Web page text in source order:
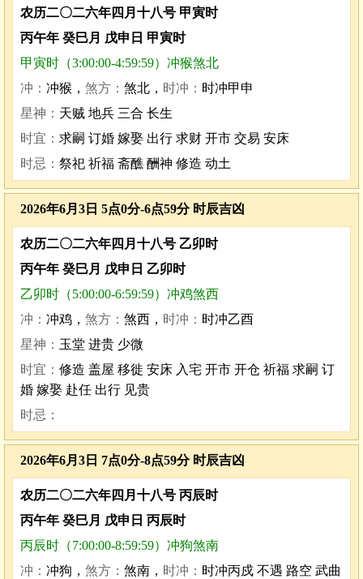
农历二〇二六年四月十八号 甲寅时
丙午年 癸巳月 戊申日 甲寅时
甲寅时（3:00:00-4:59:59）冲猴煞北
冲： 冲猴， 煞方： 煞北， 时冲： 时冲甲申
星神： 天贼 地兵 三合 长生
时宜： 求嗣 订婚 嫁娶 出行 求财 开市 交易 安床
时忌： 祭祀 祈福 斋醮 酬神 修造 动土
2026年6月3日 5点0分-6点59分 时辰吉凶
农历二〇二六年四月十八号 乙卯时
丙午年 癸巳月 戊申日 乙卯时
乙卯时（5:00:00-6:59:59）冲鸡煞西
冲： 冲鸡， 煞方： 煞西， 时冲： 时冲乙酉
星神： 玉堂 进贵 少微
时宜： 修造 盖屋 移徙 安床 入宅 开市 开仓 祈福 求嗣 订
婚 嫁娶 赴任 出行 见贵
时忌：
2026年6月3日 7点0分-8点59分 时辰吉凶
农历二〇二六年四月十八号 丙辰时
丙午年 癸巳月 戊申日 丙辰时
丙辰时（7:00:00-8:59:59）冲狗煞南
冲： 冲狗， 煞方： 煞南， 时冲： 时冲丙戍 不遇 路空 武曲